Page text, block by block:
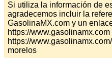
Si utiliza la información de
agradecemos incluir la
GasolinaMX.com y un
https://www.gasolinamx.com
https://
morelos